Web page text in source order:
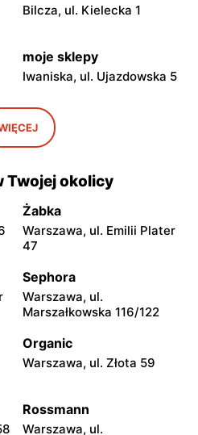
Bilcza, ul. Kielecka 1
moje sklepy
Iwaniska, ul. Ujazdowska 5
moje sklepy
Gorzyce, ul. Szkolna 44
Jadachy, ul. Jadachy 111
moje sklepy
Kazimierza Wielka, ul.
Kolejowa 15
moje sklepy
Górki, ul. Górki 71
Iwierzyce, ul. Iwierzyce
152A
Hyżne, ul. Hyżne 100
Twojej okolicy
Żabka
Warszawa, ul. Emilii Plater
47
Sephora
Warszawa, ul.
Marszałkowska 116/122
Organic
Warszawa, ul. Złota 59
Rossmann
Warszawa, ul.